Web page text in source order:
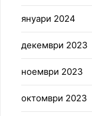
януари 2024
декември 2023
ноември 2023
октомври 2023